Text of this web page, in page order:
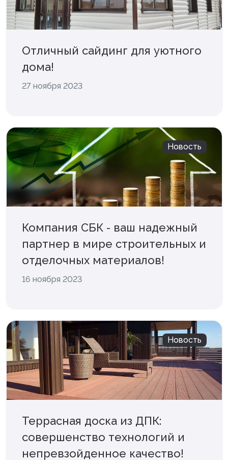
Отличный сайдинг для уютного
дома!
27 ноября 2023
Новость
Компания СБК - ваш надежный
партнер в мире строительных и
отделочных материалов!
16 ноября 2023
Новость
Террасная доска из ДПК:
совершенство технологий и
непревзойденное качество!